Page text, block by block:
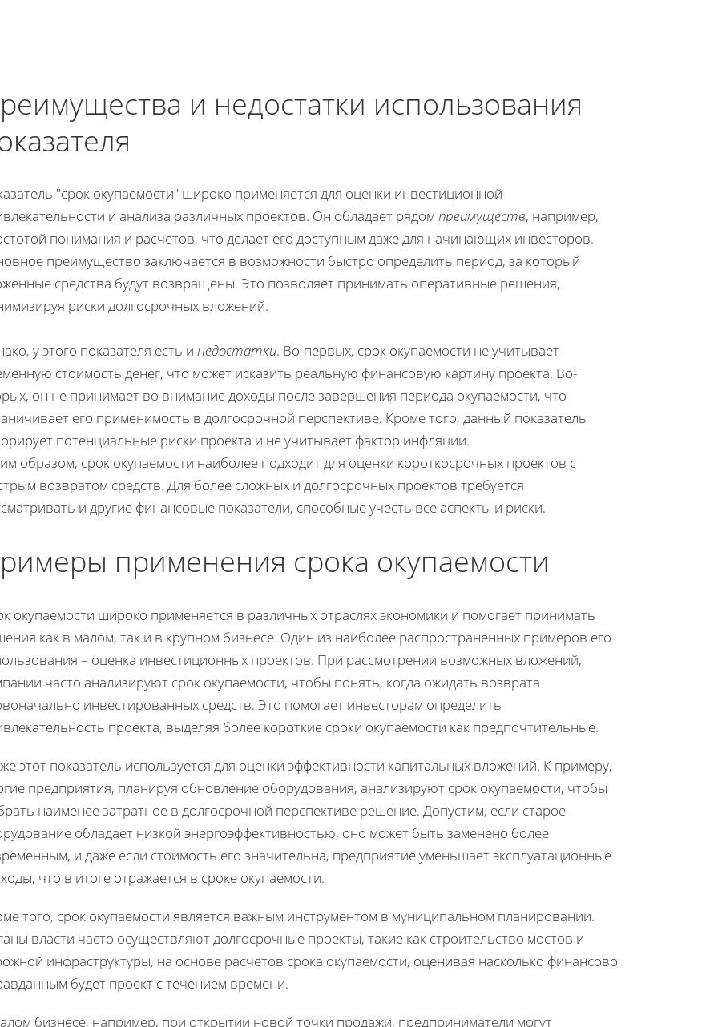
и недостатки использования
"срок окупаемости" широко применяется для оценки инвестиционной
и анализа различных проектов. Он обладает рядом преимуществ, например,
понимания и расчетов, что делает его доступным даже для начинающих инвесторов.
преимущество заключается в возможности быстро определить период, за который
средства будут возвращены. Это позволяет принимать оперативные решения,
риски долгосрочных вложений.
у этого показателя есть и недостатки. Во-первых, срок окупаемости не учитывает
стоимость денег, что может исказить реальную финансовую картину проекта. Во-
он не принимает во внимание доходы после завершения периода окупаемости, что
его применимость в долгосрочной перспективе. Кроме того, данный показатель
потенциальные риски проекта и не учитывает фактор инфляции.
образом, срок окупаемости наиболее подходит для оценки короткосрочных проектов с
возвратом средств. Для более сложных и долгосрочных проектов требуется
и другие финансовые показатели, способные учесть все аспекты и риски.
применения срока окупаемости
окупаемости широко применяется в различных отраслях экономики и помогает принимать
как в малом, так и в крупном бизнесе. Один из наиболее распространенных примеров его
– оценка инвестиционных проектов. При рассмотрении возможных вложений,
часто анализируют срок окупаемости, чтобы понять, когда ожидать возврата
инвестированных средств. Это помогает инвесторам определить
проекта, выделяя более короткие сроки окупаемости как предпочтительные.
этот показатель используется для оценки эффективности капитальных вложений. К примеру,
предприятия, планируя обновление оборудования, анализируют срок окупаемости, чтобы
наименее затратное в долгосрочной перспективе решение. Допустим, если старое
обладает низкой энергоэффективностью, оно может быть заменено более
и даже если стоимость его значительна, предприятие уменьшает эксплуатационные
что в итоге отражается в сроке окупаемости.
того, срок окупаемости является важным инструментом в муниципальном планировании.
власти часто осуществляют долгосрочные проекты, такие как строительство мостов и
инфраструктуры, на основе расчетов срока окупаемости, оценивая насколько финансово
будет проект с течением времени.
бизнесе, например, при открытии новой точки продажи, предприниматели могут